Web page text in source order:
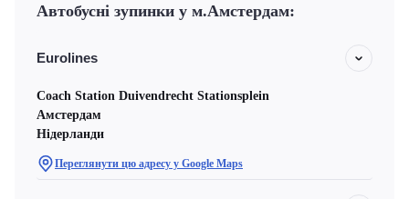
Автобусні зупинки у м.Амстердам:
Eurolines
Coach Station Duivendrecht Stationsplein
Амстердам
Нідерланди
Переглянути цю адресу у Google Maps